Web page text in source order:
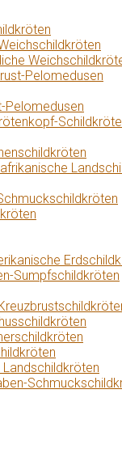
Pelomedusen
Pelomedusen
Sumpfschildkröten